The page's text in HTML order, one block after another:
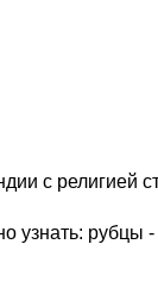
с религией
узнать: рубцы